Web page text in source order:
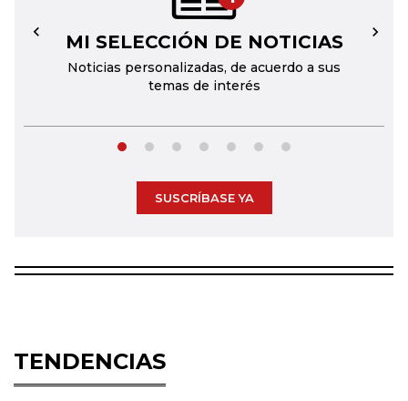
MI SELECCIÓN DE NOTICIAS
Noticias personalizadas, de acuerdo a sus
temas de interés
← →
SUSCRÍBASE YA
TENDENCIAS